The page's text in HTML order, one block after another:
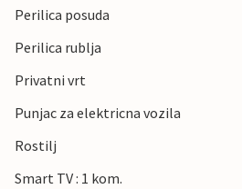
Perilica posuda
Perilica rublja
Privatni vrt
Punjac za elektricna vozila
Rostilj
Smart TV : 1 kom.